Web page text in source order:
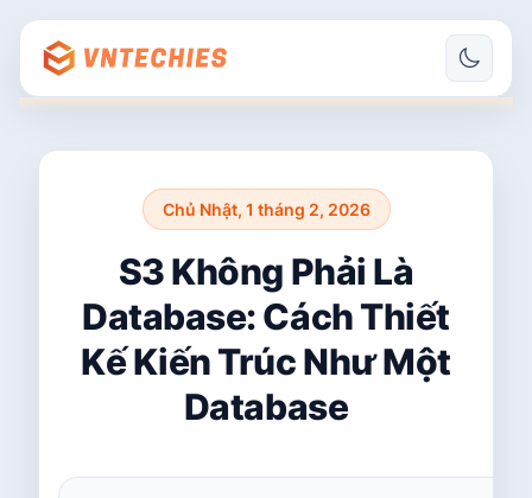
Chủ Nhật, 1 tháng 2, 2026
S3 Không Phải Là
Database: Cách Thiết
Kế Kiến Trúc Như Một
Database